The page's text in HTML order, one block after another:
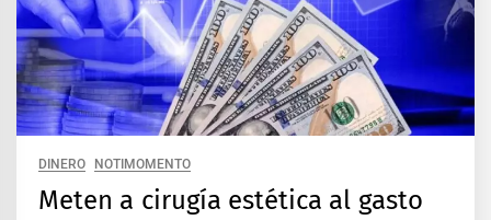
DINERO NOTIMOMENTO
Meten a cirugía estética al gasto